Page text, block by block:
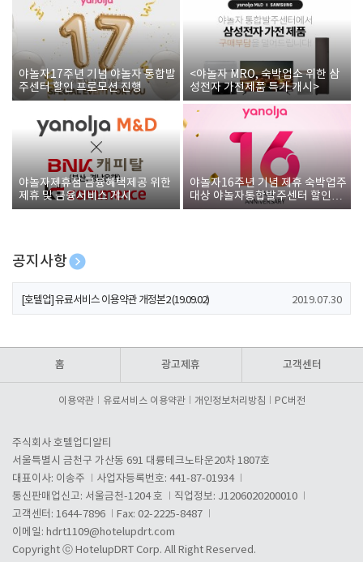
야놀자17주년 기념 야놀자 통합발
주센터 할인 프로모션 진행
<야놀자 MRO, 숙박업소 위한 삼
성전자 가전제품 특가 개시>
야놀자제휴점 금융혜택제공 위한
제휴 및 금융서비스 게시
야놀자16주년 기념 제휴 숙박업주
대상 야놀자통합발주센터 할인쿠
폰 증정
공지사항
[호텔업] 개인정보 처리방침 개정본1 (19.09.02)
[호텔업] 유료서비스 이용약관 개정본2 (19.09.02) 2019.07.30
홈 광고제휴 고객센터
이용약관 유료서비스 이용약관 개인정보처리방침 PC버전
주식회사 호텔업디알티
서울특별시 금천구 가산동 691 대륭테크노타운20차 1807호
대표이사: 이송주
사업자등록번호: 441-87-01934
통신판매업신고: 서울금천-1204 호
직업정보: J1206020200010
고객센터: 1644-7896
Fax: 02-2225-8487
이메일: hdrt1109@hotelupdrt.com
Copyright ⓒ HotelupDRT Corp. All Right Reserved.